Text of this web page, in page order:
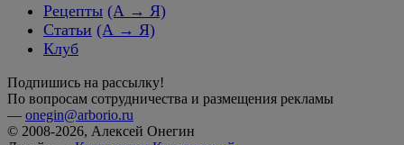
Рецепты (А → Я)
Статьи (А → Я)
Клуб
Подпишись на рассылку!
По вопросам сотрудничества и размещения рекламы
— onegin@arborio.ru
© 2008-2026, Алексей Онегин